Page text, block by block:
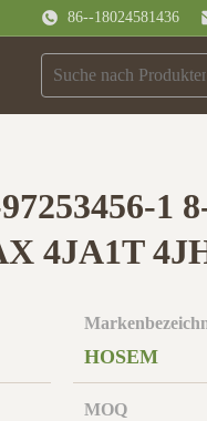
86--18024581436
1
4JA1T
HOSEM
MOQ